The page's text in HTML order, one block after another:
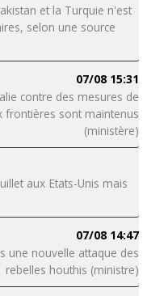
et la Turquie n'est
selon une source
07/08 15:31
contre des mesures de
frontières sont maintenus
(ministère)
aux Etats-Unis mais
07/08 14:47
une nouvelle attaque des
rebelles houthis (ministre)